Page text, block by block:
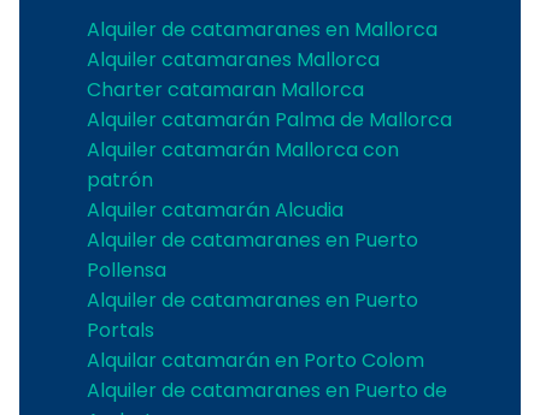
Alquiler de catamaranes en Mallorca
Alquiler catamaranes Mallorca
Charter catamaran Mallorca
Alquiler catamarán Palma de Mallorca
Alquiler catamarán Mallorca con
patrón
Alquiler catamarán Alcudia
Alquiler de catamaranes en Puerto
Pollensa
Alquiler de catamaranes en Puerto
Portals
Alquilar catamarán en Porto Colom
Alquiler de catamaranes en Puerto de